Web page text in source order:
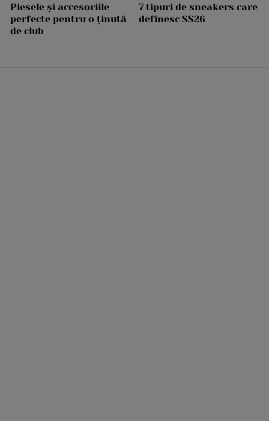
Piesele și accesoriile
perfecte pentru o ținută
de club
7 tipuri de sneakers care
definesc SS26